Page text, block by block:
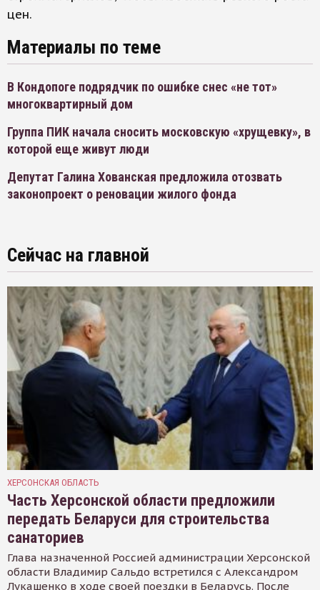
цен.
Материалы по теме
В Кондопоге подрядчик по ошибке снес «не тот»
многоквартирный дом
Группа ПИК начала сносить московскую «хрущевку», в
которой еще живут люди
Депутат Галина Хованская предложила отозвать
законопроект о реновации жилого фонда
Сейчас на главной
ХЕРСОНСКАЯ ОБЛАСТЬ
Часть Херсонской области предложили
передать Беларуси для строительства
санаториев
Глава назначенной Россией администрации Херсонской
области Владимир Сальдо встретился с Александром
Лукашенко в ходе своей поездки в Беларусь. После